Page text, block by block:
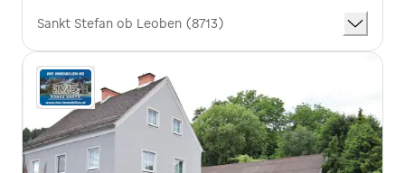
Sankt Stefan ob Leoben (8713)